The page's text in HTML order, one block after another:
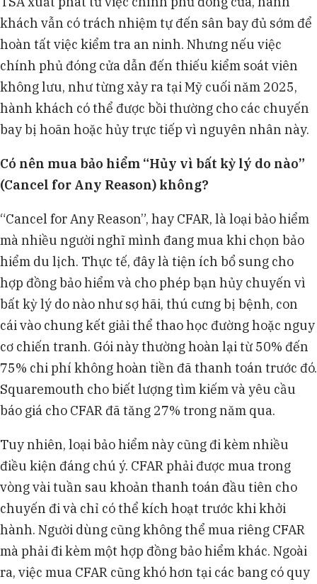
khách vẫn có trách nhiệm tự đến sân bay đủ sớm để
hoàn tất việc kiểm tra an ninh. Nhưng nếu việc
chính phủ đóng cửa dẫn đến thiếu kiểm soát viên
không lưu, như từng xảy ra tại Mỹ cuối năm 2025,
hành khách có thể được bồi thường cho các chuyến
bay bị hoãn hoặc hủy trực tiếp vì nguyên nhân này.
Có nên mua bảo hiểm “Hủy vì bất kỳ lý do nào”
(Cancel for Any Reason) không?
“Cancel for Any Reason”, hay CFAR, là loại bảo hiểm
mà nhiều người nghĩ mình đang mua khi chọn bảo
hiểm du lịch. Thực tế, đây là tiện ích bổ sung cho
hợp đồng bảo hiểm và cho phép bạn hủy chuyến vì
bất kỳ lý do nào như sợ hãi, thú cưng bị bệnh, con
cái vào chung kết giải thể thao học đường hoặc nguy
cơ chiến tranh. Gói này thường hoàn lại từ 50% đến
75% chi phí không hoàn tiền đã thanh toán trước đó.
Squaremouth cho biết lượng tìm kiếm và yêu cầu
báo giá cho CFAR đã tăng 27% trong năm qua.
Tuy nhiên, loại bảo hiểm này cũng đi kèm nhiều
điều kiện đáng chú ý. CFAR phải được mua trong
vòng vài tuần sau khoản thanh toán đầu tiên cho
chuyến đi và chỉ có thể kích hoạt trước khi khởi
hành. Người dùng cũng không thể mua riêng CFAR
mà phải đi kèm một hợp đồng bảo hiểm khác. Ngoài
ra, việc mua CFAR cũng khó hơn tại các bang có quy